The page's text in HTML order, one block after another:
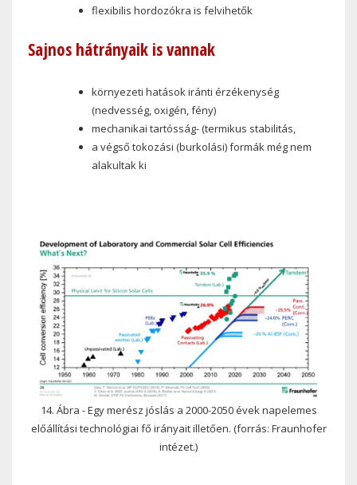
flexibilis hordozókra is felvihetők
Sajnos hátrányaik is vannak
környezeti hatások iránti érzékenység
(nedvesség, oxigén, fény)
mechanikai tartósság- (termikus stabilitás,
a végső tokozási (burkolási) formák még nem
alakultak ki
14. Ábra - Egy merész jóslás a 2000-2050 évek napelemes
előállítási technológiai fő irányait illetően. (forrás: Fraunhofer
intézet.)